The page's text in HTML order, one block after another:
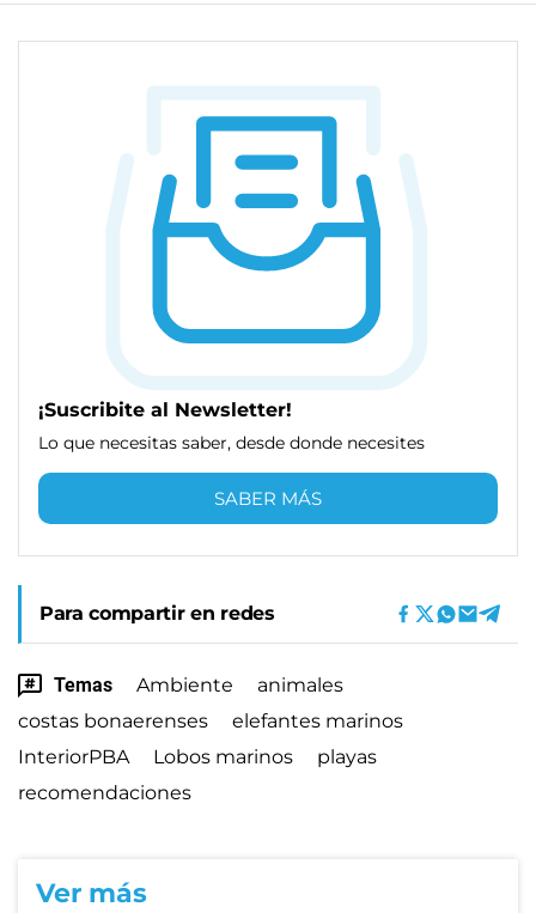
¡Suscribite al Newsletter!
Lo que necesitas saber, desde donde necesites
SABER MÁS
Para compartir en redes
Temas Ambiente
animales
costas bonaerenses
elefantes marinos
InteriorPBA
Lobos marinos
playas
recomendaciones
Ver más